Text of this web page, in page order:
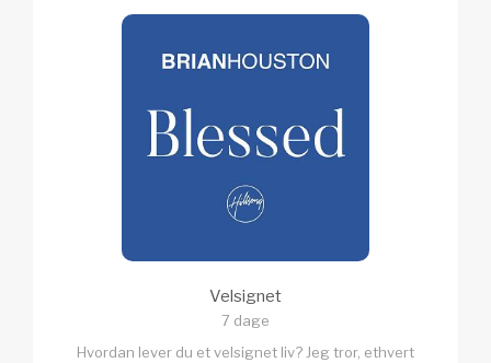
Velsignet
7 dage
Hvordan lever du et velsignet liv? Jeg tror, ethvert